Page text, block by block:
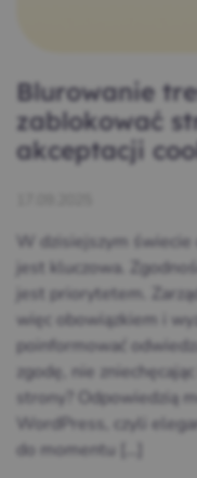
Blurowanie
zablokować
akceptacji
W dzisiejszym
jest kluczowa.
jest priorytetem.
więc obowiązkiem i
poinformować
zgodę, nie
strony? Odpowiedzią
WordPress, czyli
do momentu […]